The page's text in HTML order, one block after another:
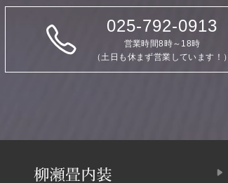
025-792-0913
営業時間8時～18時
（土日も休まず営業しています！）